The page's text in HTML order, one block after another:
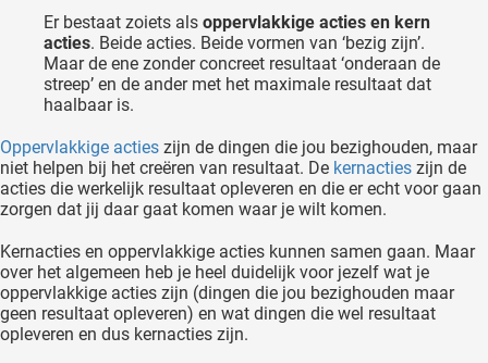
Er bestaat zoiets als oppervlakkige acties en kern
acties. Beide acties. Beide vormen van ‘bezig zijn’.
Maar de ene zonder concreet resultaat ‘onderaan de
streep’ en de ander met het maximale resultaat dat
haalbaar is.
Oppervlakkige acties zijn de dingen die jou bezighouden, maar
niet helpen bij het creëren van resultaat. De kernacties zijn de
acties die werkelijk resultaat opleveren en die er echt voor gaan
zorgen dat jij daar gaat komen waar je wilt komen.
Kernacties en oppervlakkige acties kunnen samen gaan. Maar
over het algemeen heb je heel duidelijk voor jezelf wat je
oppervlakkige acties zijn (dingen die jou bezighouden maar
geen resultaat opleveren) en wat dingen die wel resultaat
opleveren en dus kernacties zijn.
de
Hierdoor
website-